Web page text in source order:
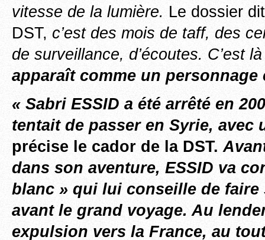
vitesse de la lumière. Le dossier
DST, c’est des mois de taff, des
de surveillance, d’écoutes. C’est là
apparaît comme un personnage
« Sabri ESSID a été arrêté en
tentait de passer en Syrie, avec
précise le cador de la DST.
dans son aventure, ESSID va
blanc » qui lui conseille de faire
avant le grand voyage. Au
expulsion vers la France, au